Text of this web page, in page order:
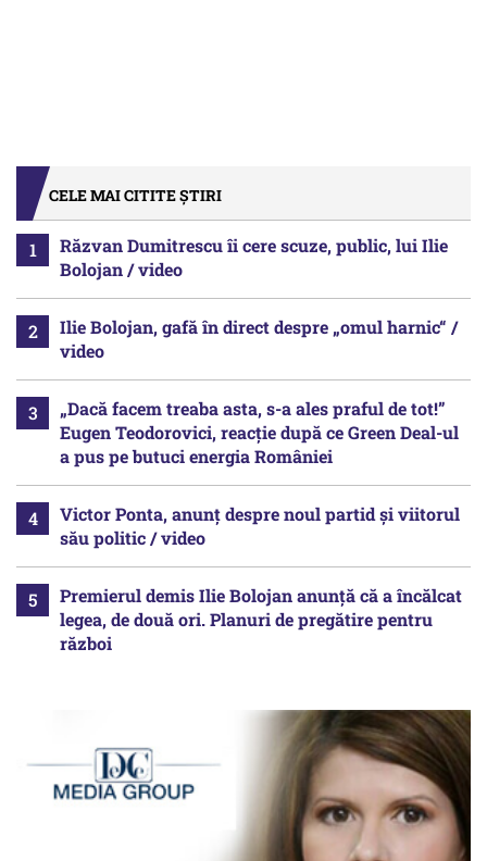
CELE MAI CITITE ȘTIRI
Răzvan Dumitrescu îi cere scuze, public, lui Ilie
Bolojan / video
Ilie Bolojan, gafă în direct despre „omul harnic“ /
video
„Dacă facem treaba asta, s-a ales praful de tot!”
Eugen Teodorovici, reacție după ce Green Deal-ul
a pus pe butuci energia României
Victor Ponta, anunț despre noul partid și viitorul
său politic / video
Premierul demis Ilie Bolojan anunță că a încălcat
legea, de două ori. Planuri de pregătire pentru
război